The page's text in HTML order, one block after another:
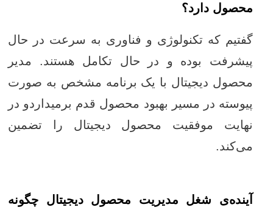
محصول دارد؟
گفتیم که تکنولوژی و فناوری به سرعت در حال
پیشرفت بوده و در حال تکامل هستند. مدیر
محصول دیجیتال با یک برنامه مشخص به صورت
پیوسته در مسیر بهبود محصول قدم برمیداردو در
نهایت موفقیت محصول دیجیتال را تضمین
می‌کند.
آینده‌ی شغل مدیریت محصول دیجیتال چگونه